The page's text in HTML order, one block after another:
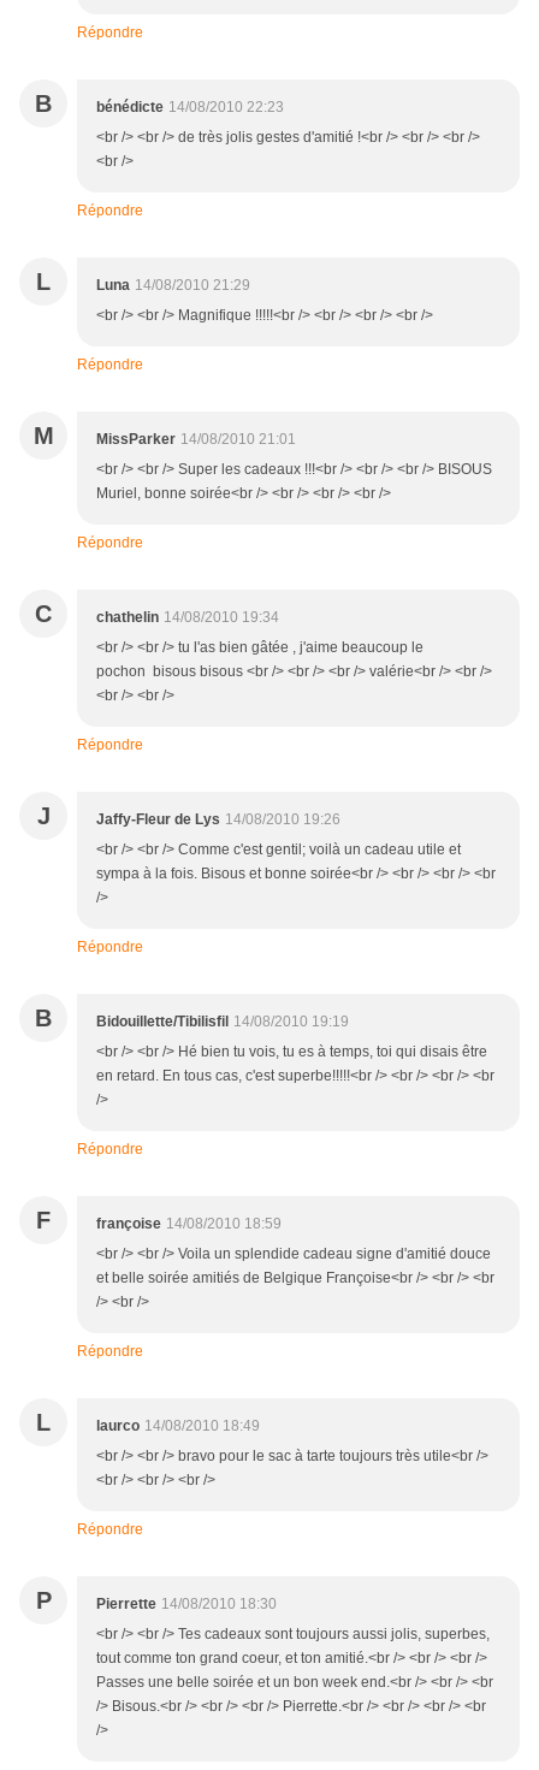
Répondre
B bénédicte 14/08/2010 22:23
<br /> <br /> de très jolis gestes d'amitié !<br /> <br /> <br />
<br />
Répondre
L Luna 14/08/2010 21:29
<br /> <br /> Magnifique !!!!!<br /> <br /> <br /> <br />
Répondre
M MissParker 14/08/2010 21:01
<br /> <br /> Super les cadeaux !!!<br /> <br /> <br /> BISOUS
Muriel, bonne soirée<br /> <br /> <br /> <br />
Répondre
C chathelin 14/08/2010 19:34
<br /> <br /> tu l'as bien gâtée , j'aime beaucoup le
pochon bisous bisous <br /> <br /> <br /> valérie<br /> <br />
<br /> <br />
Répondre
J Jaffy-Fleur de Lys 14/08/2010 19:26
<br /> <br /> Comme c'est gentil; voilà un cadeau utile et
sympa à la fois. Bisous et bonne soirée<br /> <br /> <br /> <br
/>
Répondre
B Bidouillette/Tibilisfil 14/08/2010 19:19
<br /> <br /> Hé bien tu vois, tu es à temps, toi qui disais être
en retard. En tous cas, c'est superbe!!!!!<br /> <br /> <br /> <br
/>
Répondre
F françoise 14/08/2010 18:59
<br /> <br /> Voila un splendide cadeau signe d'amitié douce
et belle soirée amitiés de Belgique Françoise<br /> <br /> <br
/> <br />
Répondre
L laurco 14/08/2010 18:49
<br /> <br /> bravo pour le sac à tarte toujours très utile<br />
<br /> <br /> <br />
Répondre
P Pierrette 14/08/2010 18:30
<br /> <br /> Tes cadeaux sont toujours aussi jolis, superbes,
tout comme ton grand coeur, et ton amitié.<br /> <br /> <br />
Passes une belle soirée et un bon week end.<br /> <br /> <br
/> Bisous.<br /> <br /> <br /> Pierrette.<br /> <br /> <br /> <br
/>